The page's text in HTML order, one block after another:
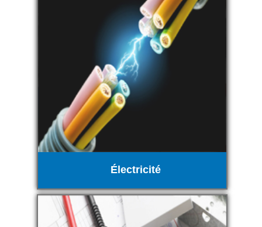
Électricité